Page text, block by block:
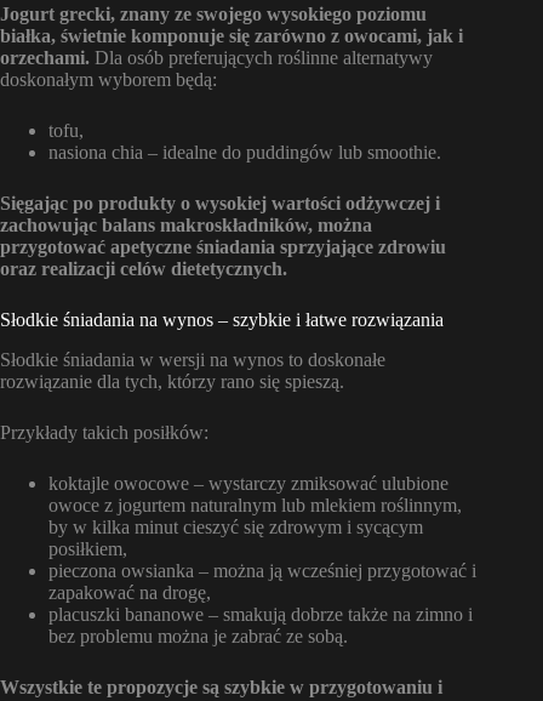
Jogurt grecki, znany ze swojego wysokiego poziomu
białka, świetnie komponuje się zarówno z owocami, jak i
orzechami. Dla osób preferujących roślinne alternatywy
doskonałym wyborem będą:
tofu,
nasiona chia – idealne do puddingów lub smoothie.
Sięgając po produkty o wysokiej wartości odżywczej i
zachowując balans makroskładników, można
przygotować apetyczne śniadania sprzyjające zdrowiu
oraz realizacji celów dietetycznych.
Słodkie śniadania na wynos – szybkie i łatwe rozwiązania
Słodkie śniadania w wersji na wynos to doskonałe
rozwiązanie dla tych, którzy rano się spieszą.
Przykłady takich posiłków:
koktajle owocowe – wystarczy zmiksować ulubione
owoce z jogurtem naturalnym lub mlekiem roślinnym,
by w kilka minut cieszyć się zdrowym i sycącym
posiłkiem,
pieczona owsianka – można ją wcześniej przygotować i
zapakować na drogę,
placuszki bananowe – smakują dobrze także na zimno i
bez problemu można je zabrać ze sobą.
Wszystkie te propozycje są szybkie w przygotowaniu i